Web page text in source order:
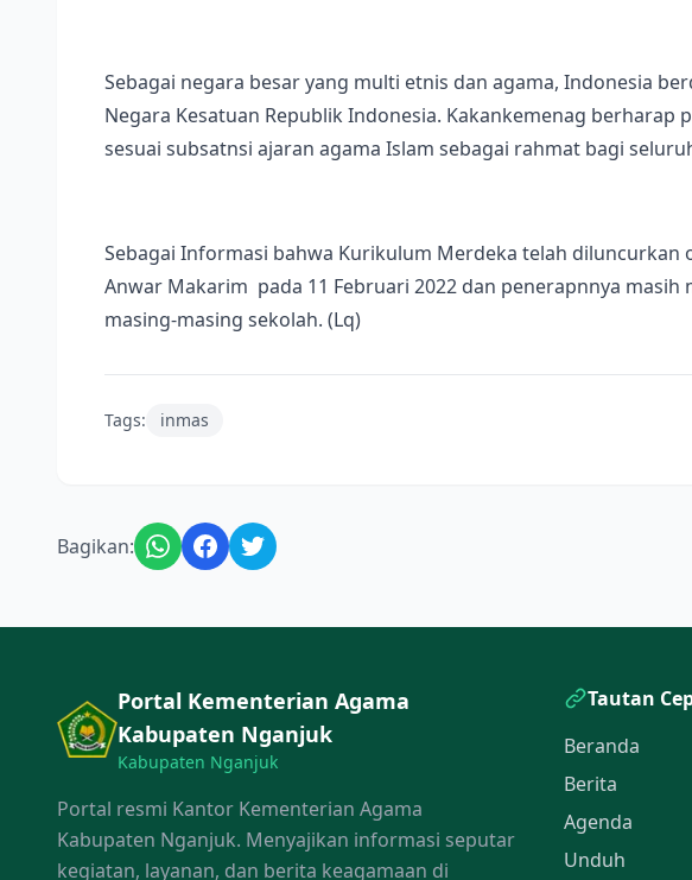
Sebagai negara besar yang multi etnis dan agama, Indonesia
Negara Kesatuan Republik Indonesia. Kakankemenag
sesuai subsatnsi ajaran agama Islam sebagai rahmat bagi
Sebagai Informasi bahwa Kurikulum Merdeka telah diluncurkan
Anwar Makarim pada 11 Februari 2022 dan penerapnnya
masing-masing sekolah. (Lq)
Tags: inmas
Bagikan:
Portal Kementerian Agama
Kabupaten Nganjuk
Kabupaten Nganjuk
Portal resmi Kantor Kementerian Agama
Kabupaten Nganjuk. Menyajikan informasi seputar
kegiatan, layanan, dan berita keagamaan di
Tautan
Beranda
Berita
Agenda
Unduh